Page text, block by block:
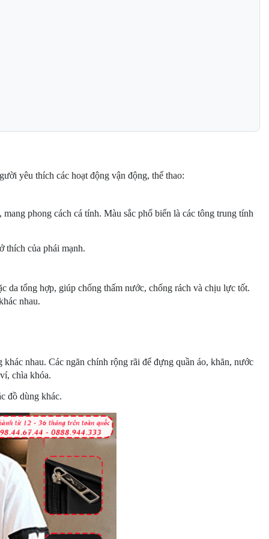
yêu thích các hoạt động vận động, thể thao:
phong cách cá tính. Màu sắc phổ biến là các tông trung tính
thích của phái mạnh.
da tổng hợp, giúp chống thấm nước, chống rách và chịu lực tốt.
nhau.
nhau. Các ngăn chính rộng rãi để đựng quần áo, khăn, nước
chìa khóa.
đồ dùng khác.